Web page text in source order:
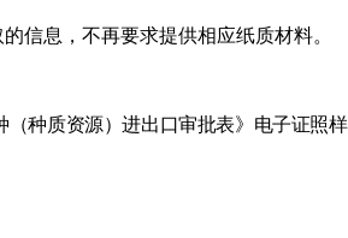
信息，不再要求提供相应纸质材料。
（种质资源）进出口审批表》电子证照